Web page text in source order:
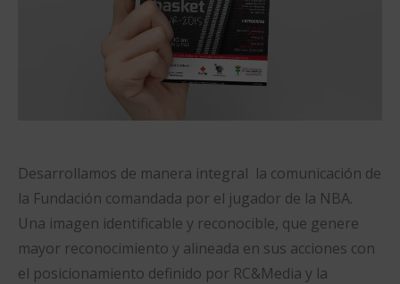
Desarrollamos de manera integral la comunicación de
la Fundación comandada por el jugador de la NBA.
Una imagen identificable y reconocible, que genere
mayor reconocimiento y alineada en sus acciones con
el posicionamiento definido por RC&Media y la